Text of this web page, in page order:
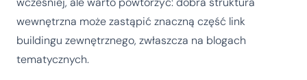
wewnętrzna może zastąpić znaczną część link
buildingu zewnętrznego, zwłaszcza na blogach
tematycznych.